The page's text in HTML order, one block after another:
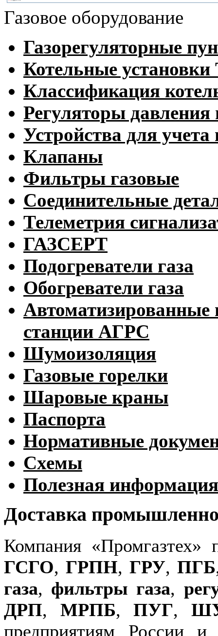
Газовое оборудование
Газорегуляторные
Котельные
Классификация
Регуляторы давления
Устройства для учета
Клапаны
Фильтры газовые
Соединительные
Телеметрия
ГАЗСЕРТ
Подогреватели газа
Обогреватели газа
Автоматизированные
станции АГРС
Шумоизоляция
Газовые горелки
Шаровые краны
Паспорта
Нормативные
Схемы
Полезная информация
Доставка
Компания «Промгазтех»
ГСГО, ГРПН, ГРУ, ПГБ
газа, фильтры газа,
ДРП, МРПБ,ПУГ,
предприятиям России